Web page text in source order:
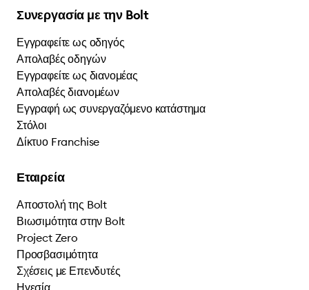
Συνεργασία με την Bolt
Εγγραφείτε ως οδηγός
Απολαβές οδηγών
Εγγραφείτε ως διανομέας
Απολαβές διανομέων
Εγγραφή ως συνεργαζόμενο κατάστημα
Στόλοι
Δίκτυο Franchise
Εταιρεία
Αποστολή της Bolt
Βιωσιμότητα στην Bolt
Project Zero
Προσβασιμότητα
Σχέσεις με Επενδυτές